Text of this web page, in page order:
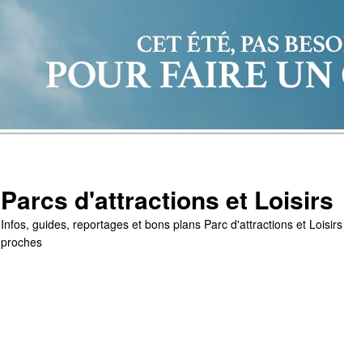
Parcs d'attractions et Loisirs
Infos, guides, reportages et bons plans Parc d'attractions et
proches